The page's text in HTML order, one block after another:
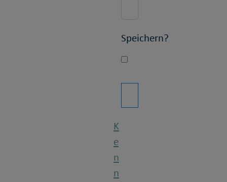
Speichern?
K
e
n
n